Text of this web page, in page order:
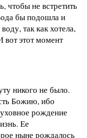
чтобы не встретить
бы подошла и
так как хотела,
вот этот момент
никого не было.
Божию, ибо
рождение
Ее
ныне рождалось